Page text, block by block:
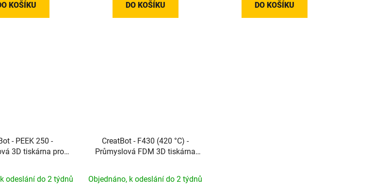
KOŠÍKU DO KOŠÍKU DO KOŠÍKU
- PEEK 250 -
3D tiskárna pro
odeslání do 2 týdnů
CreatBot - F430 (420 °C) -
Průmyslová FDM 3D tiskárna
Objednáno, k odeslání do 2 týdnů